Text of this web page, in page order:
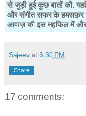
से जुड़ी हुई कुछ बातों की.
और संगीत सफर के हमसफ़र
आवाज़ की इस महफिल में और
Sajeev at 6:30 PM
Share
17 comments: